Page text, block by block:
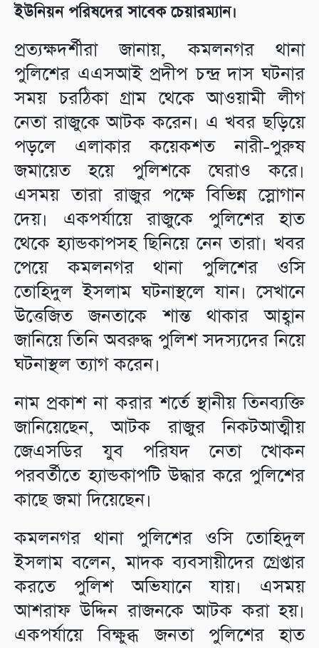
ইউনিয়ন পরিষদের সাবেক চেয়ারম্যান।
প্রত্যক্ষদর্শীরা জানায়, কমলনগর থানা
পুলিশের এএসআই প্রদীপ চন্দ্র দাস ঘটনার
সময় চরঠিকা গ্রাম থেকে আওয়ামী লীগ
নেতা রাজুকে আটক করেন। এ খবর ছড়িয়ে
পড়লে এলাকার কয়েকশত নারী-পুরুষ
জমায়েত হয়ে পুলিশকে ঘেরাও করে।
এসময় তারা রাজুর পক্ষে বিভিন্ন স্লোগান
দেয়। একপর্যায়ে রাজুকে পুলিশের হাত
থেকে হ্যান্ডকাপসহ ছিনিয়ে নেন তারা। খবর
পেয়ে কমলনগর থানা পুলিশের ওসি
তোহিদুল ইসলাম ঘটনাস্থলে যান। সেখানে
উত্তেজিত জনতাকে শান্ত থাকার আহ্বান
জানিয়ে তিনি অবরুদ্ধ পুলিশ সদস্যদের নিয়ে
ঘটনাস্থল ত্যাগ করেন।
নাম প্রকাশ না করার শর্তে স্থানীয় তিনব্যক্তি
জানিয়েছেন, আটক রাজুর নিকটআত্মীয়
জেএসডির যুব পরিষদ নেতা খোকন
পরবর্তীতে হ্যান্ডকাপটি উদ্ধার করে পুলিশের
কাছে জমা দিয়েছেন।
কমলনগর থানা পুলিশের ওসি তোহিদুল
ইসলাম বলেন, মাদক ব্যবসায়ীদের গ্রেপ্তার
করতে পুলিশ অভিযানে যায়। এসময়
আশরাফ উদ্দিন রাজনকে আটক করা হয়।
একপর্যায়ে বিক্ষুব্ধ জনতা পুলিশের হাত